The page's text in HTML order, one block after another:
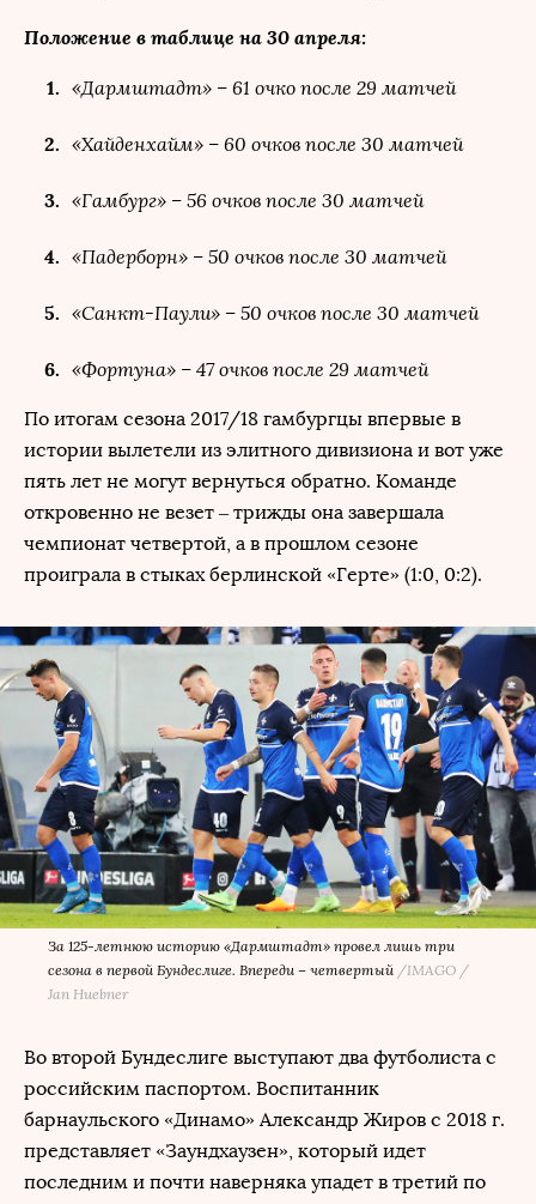
Положение в таблице на 30 апреля:
«Дармштадт» – 61 очко после 29 матчей
«Хайденхайм» – 60 очков после 30 матчей
«Гамбург» – 56 очков после 30 матчей
«Падерборн» – 50 очков после 30 матчей
«Санкт-Паули» – 50 очков после 30 матчей
«Фортуна» – 47 очков после 29 матчей
По итогам сезона 2017/18 гамбургцы впервые в
истории вылетели из элитного дивизиона и вот уже
пять лет не могут вернуться обратно. Команде
откровенно не везет – трижды она завершала
чемпионат четвертой, а в прошлом сезоне
проиграла в стыках берлинской «Герте» (1:0, 0:2).
За 125-летнюю историю «Дармштадт» провел лишь три
сезона в первой Бундеслиге. Впереди – четвертый /IMAGO /
Jan Huebner
Во второй Бундеслиге выступают два футболиста с
российским паспортом. Воспитанник
барнаульского «Динамо» Александр Жиров с 2018 г.
представляет «Заундхаузен», который идет
последним и почти наверняка упадет в третий по